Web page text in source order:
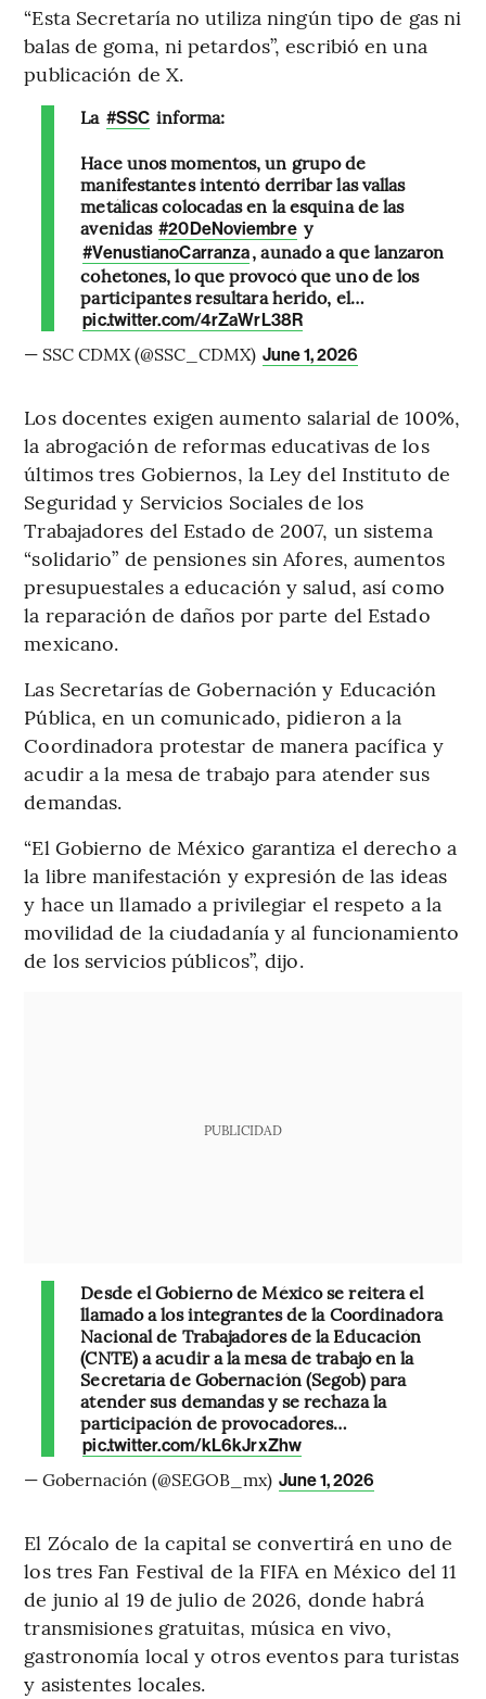
“Esta Secretaría no utiliza ningún tipo de gas ni
balas de goma, ni petardos”, escribió en una
publicación de X.
La #SSC informa:
Hace unos momentos, un grupo de
manifestantes intentó derribar las vallas
metálicas colocadas en la esquina de las
avenidas #20DeNoviembre y
#VenustianoCarranza, aunado a que lanzaron
cohetones, lo que provocó que uno de los
participantes resultara herido, el…
pic.twitter.com/4rZaWrL38R
— SSC CDMX (@SSC_CDMX) June 1, 2026
Los docentes exigen aumento salarial de 100%,
la abrogación de reformas educativas de los
últimos tres Gobiernos, la Ley del Instituto de
Seguridad y Servicios Sociales de los
Trabajadores del Estado de 2007, un sistema
“solidario” de pensiones sin Afores, aumentos
presupuestales a educación y salud, así como
la reparación de daños por parte del Estado
mexicano.
Las Secretarías de Gobernación y Educación
Pública, en un comunicado, pidieron a la
Coordinadora protestar de manera pacífica y
acudir a la mesa de trabajo para atender sus
demandas.
“El Gobierno de México garantiza el derecho a
la libre manifestación y expresión de las ideas
y hace un llamado a privilegiar el respeto a la
movilidad de la ciudadanía y al funcionamiento
de los servicios públicos”, dijo.
PUBLICIDAD
Desde el Gobierno de México se reitera el
llamado a los integrantes de la Coordinadora
Nacional de Trabajadores de la Educación
(CNTE) a acudir a la mesa de trabajo en la
Secretaría de Gobernación (Segob) para
atender sus demandas y se rechaza la
participación de provocadores…
pic.twitter.com/kL6kJrxZhw
— Gobernación (@SEGOB_mx) June 1, 2026
El Zócalo de la capital se convertirá en uno de
los tres Fan Festival de la FIFA en México del 11
de junio al 19 de julio de 2026, donde habrá
transmisiones gratuitas, música en vivo,
gastronomía local y otros eventos para turistas
y asistentes locales.